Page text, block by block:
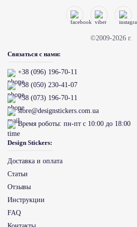
©2009-2026 г.
Связаться с нами:
+38 (096) 196-70-11
+38 (050) 230-41-07
+38 (073) 196-70-11
store@designstickers.com.ua
Время роботы: пн-пт с 10:00 до 18:00
Design Stickers:
Доставка и оплата
Статьи
Отзывы
Инструкции
FAQ
Контакты